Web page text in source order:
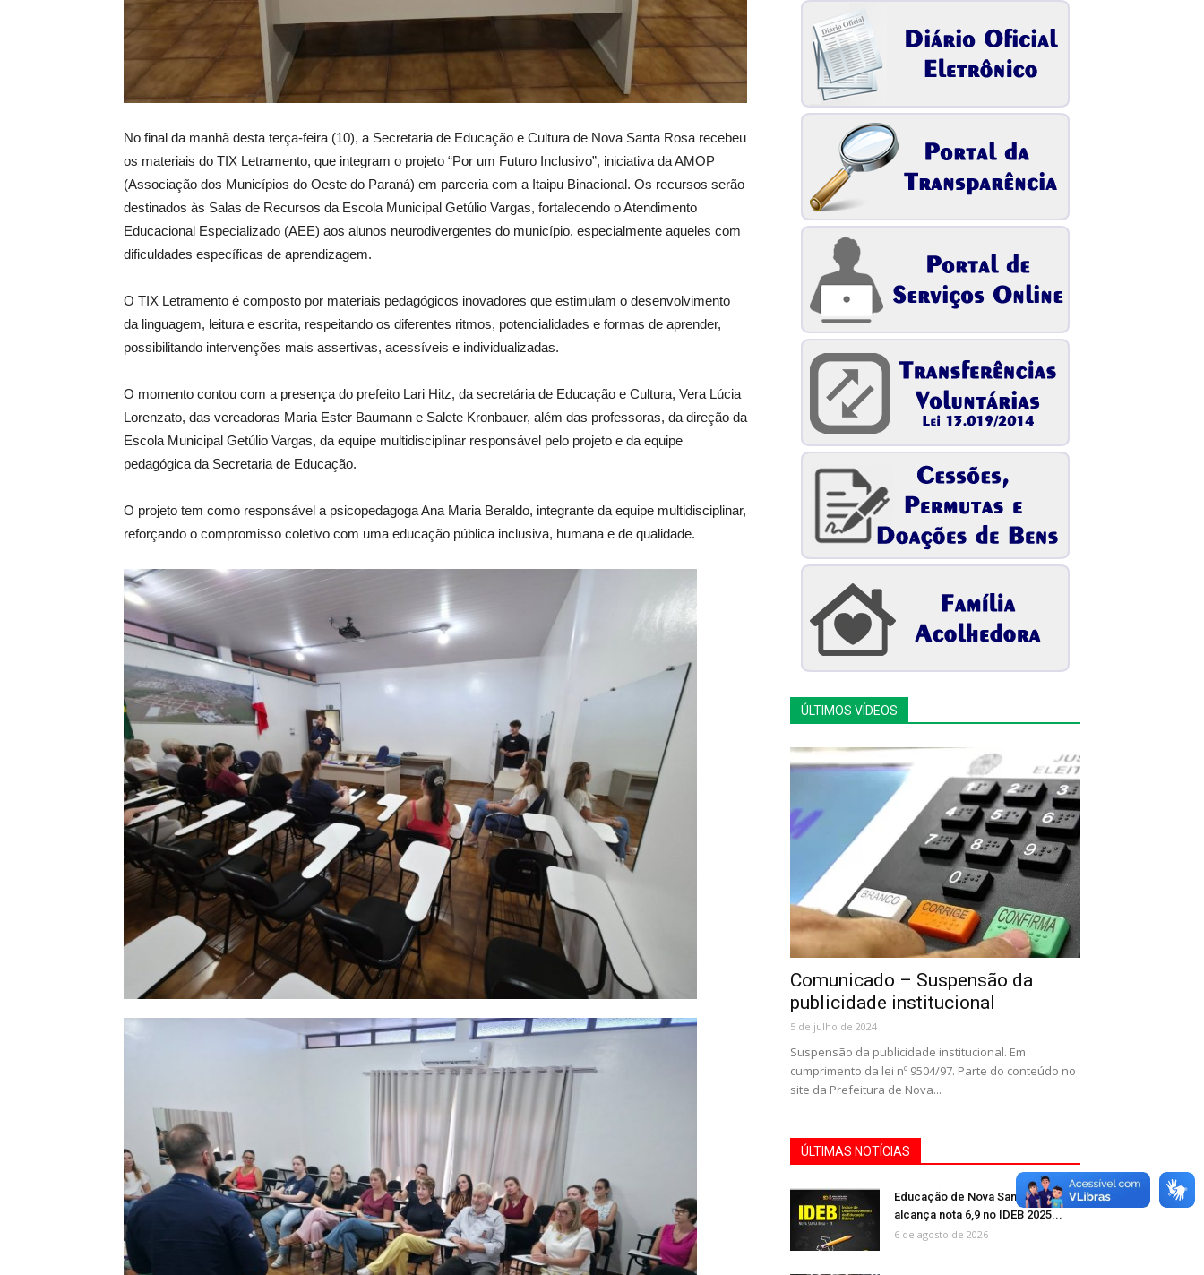
No final da manhã desta terça-feira (10), a Secretaria de Educação e Cultura de Nova Santa Rosa recebeu
os materiais do TIX Letramento, que integram o projeto “Por um Futuro Inclusivo”, iniciativa da AMOP
(Associação dos Municípios do Oeste do Paraná) em parceria com a Itaipu Binacional. Os recursos serão
destinados às Salas de Recursos da Escola Municipal Getúlio Vargas, fortalecendo o Atendimento
Educacional Especializado (AEE) aos alunos neurodivergentes do município, especialmente aqueles com
dificuldades específicas de aprendizagem.
O TIX Letramento é composto por materiais pedagógicos inovadores que estimulam o desenvolvimento
da linguagem, leitura e escrita, respeitando os diferentes ritmos, potencialidades e formas de aprender,
possibilitando intervenções mais assertivas, acessíveis e individualizadas.
O momento contou com a presença do prefeito Lari Hitz, da secretária de Educação e Cultura, Vera Lúcia
Lorenzato, das vereadoras Maria Ester Baumann e Salete Kronbauer, além das professoras, da direção da
Escola Municipal Getúlio Vargas, da equipe multidisciplinar responsável pelo projeto e da equipe
pedagógica da Secretaria de Educação.
O projeto tem como responsável a psicopedagoga Ana Maria Beraldo, integrante da equipe multidisciplinar,
reforçando o compromisso coletivo com uma educação pública inclusiva, humana e de qualidade.
ÚLTIMOS VÍDEOS
Comunicado – Suspensão da
publicidade institucional
5 de julho de 2024
Suspensão da publicidade institucional. Em
cumprimento da lei nº 9504/97. Parte do conteúdo no
site da Prefeitura de Nova...
ÚLTIMAS NOTÍCIAS
Educação de Nova Santa Rosa
alcança nota 6,9 no IDEB 2025...
6 de agosto de 2026